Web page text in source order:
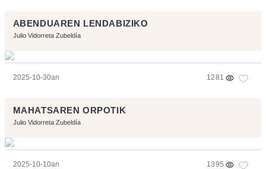
ABENDUAREN LENDABIZIKO
Julio Vidorreta Zubeldía
2025-10-30an 1281
MAHATSAREN ORPOTIK
Julio Vidorreta Zubeldía
2025-10-10an 1395